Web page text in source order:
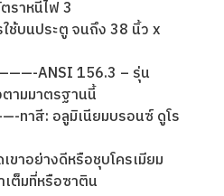
ราหนีไฟ 3
ช้บนประตู จนถึง 38 นิ้ว x
ANSI 156.3 – รุ่น
ามมาตรฐานนี้
าสี: อลูมิเนียมบรอนซ์ ดูโร
ขาอย่างดีหรือชุบโครเมียม
เต็มที่หรือซาติน